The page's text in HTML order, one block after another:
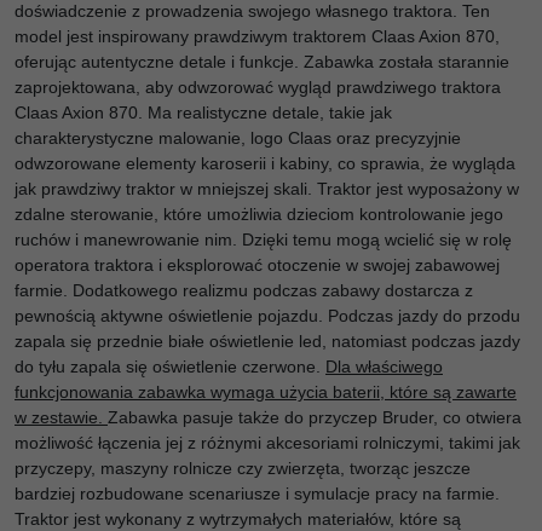
doświadczenie z prowadzenia swojego własnego traktora. Ten
model jest inspirowany prawdziwym traktorem Claas Axion 870,
oferując autentyczne detale i funkcje. Zabawka została starannie
zaprojektowana, aby odwzorować wygląd prawdziwego traktora
Claas Axion 870. Ma realistyczne detale, takie jak
charakterystyczne malowanie, logo Claas oraz precyzyjnie
odwzorowane elementy karoserii i kabiny, co sprawia, że wygląda
jak prawdziwy traktor w mniejszej skali. Traktor jest wyposażony w
zdalne sterowanie, które umożliwia dzieciom kontrolowanie jego
ruchów i manewrowanie nim. Dzięki temu mogą wcielić się w rolę
operatora traktora i eksplorować otoczenie w swojej zabawowej
farmie. Dodatkowego realizmu podczas zabawy dostarcza z
pewnością aktywne oświetlenie pojazdu. Podczas jazdy do przodu
zapala się przednie białe oświetlenie led, natomiast podczas jazdy
do tyłu zapala się oświetlenie czerwone. Dla właściwego
funkcjonowania zabawka wymaga użycia baterii, które są zawarte
w zestawie. Zabawka pasuje także do przyczep Bruder, co otwiera
możliwość łączenia jej z różnymi akcesoriami rolniczymi, takimi jak
przyczepy, maszyny rolnicze czy zwierzęta, tworząc jeszcze
bardziej rozbudowane scenariusze i symulacje pracy na farmie.
Traktor jest wykonany z wytrzymałych materiałów, które są